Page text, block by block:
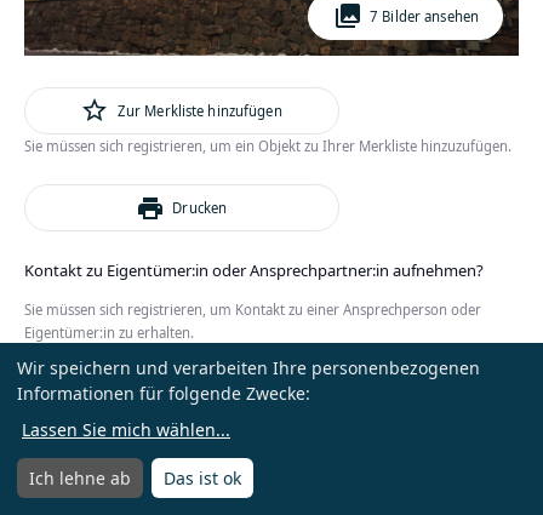
Menü öffnen
photo_library 7 Bilder ansehen
star_outline Zur Merkliste hinzufügen
Sie müssen sich registrieren, um ein Objekt zu Ihrer Merkliste hinzuzufügen.
print Drucken
Kontakt zu Eigentümer:in oder Ansprechpartner:in aufnehmen?
Sie müssen sich registrieren, um Kontakt zu einer Ansprechperson oder
Eigentümer:in zu erhalten.
Anmelden oder Kostenlos registrieren
Wir speichern und verarbeiten Ihre personenbezogenen
Informationen für folgende Zwecke:
Lassen Sie mich wählen...
Ich lehne ab Das ist ok